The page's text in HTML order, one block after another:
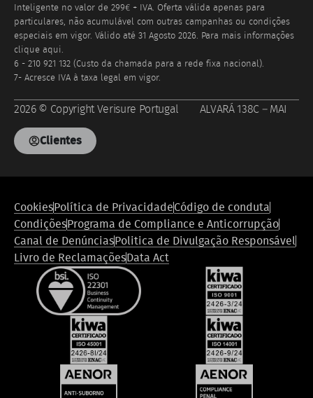
Inteligente no valor de 299€ + IVA. Oferta válida apenas para
particulares, não acumulável com outras campanhas ou condições
especiais em vigor. Válido até 31 Agosto 2026. Para mais informações
clique aqui.
6 - 210 921 132 (Custo da chamada para a rede fixa nacional).
7- Acresce IVA à taxa legal em vigor.
2026 © Copyright Verisure Portugal ALVARÁ 138C – MAI
Clientes
Footer
legal
compliance
Cookies Política de PrivacidadeCódigo de conduta
Condições Programa de Compliance e Anticorrupção
Canal de Denúncias Politica de Divulgação Responsável
Livro de Reclamações Data Act